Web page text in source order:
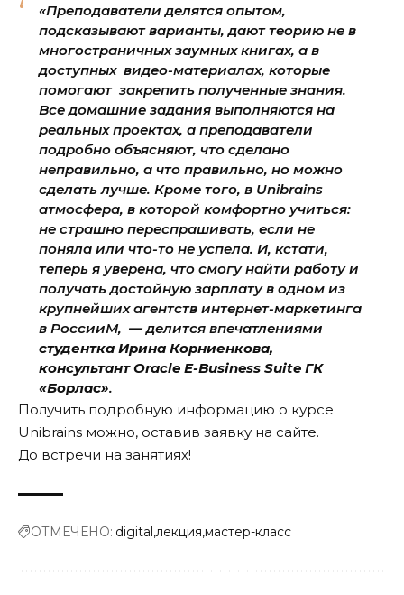
«Преподаватели делятся опытом,
подсказывают варианты, дают теорию не в
многостраничных заумных книгах, а в
доступных видео-материалах, которые
помогают закрепить полученные знания.
Все домашние задания выполняются на
реальных проектах, а преподаватели
подробно объясняют, что сделано
неправильно, а что правильно, но можно
сделать лучше. Кроме того, в Unibrains
атмосфера, в которой комфортно учиться:
не страшно переспрашивать, если не
поняла или что-то не успела. И, кстати,
теперь я уверена, что смогу найти работу и
получать достойную зарплату в одном из
крупнейших агентств интернет-маркетинга
в РоссииМ, — делится впечатлениями
студентка Ирина Корниенкова,
консультант Oracle E-Business Suite ГК
«Борлас».
Получить подробную информацию о курсе
Unibrains можно, оставив заявку на сайте.
До встречи на занятиях!
ОТМЕЧЕНО: digital лекция мастер-класс